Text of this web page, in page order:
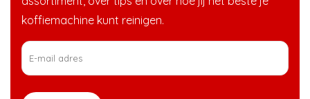
koffiemachine kunt reinigen.